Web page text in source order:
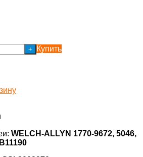
+
Купить
WELCH-ALLYN 1770-9672, 5046,